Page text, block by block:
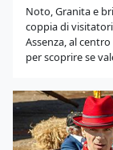
Noto, Granita e
coppia di
Assenza, al
per scoprire se